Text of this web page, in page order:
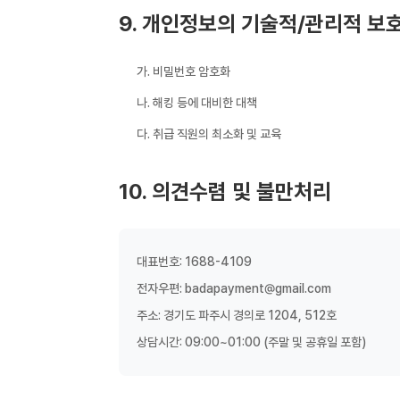
9. 개인정보의 기술적/관리적 보
가. 비밀번호 암호화
나. 해킹 등에 대비한 대책
다. 취급 직원의 최소화 및 교육
10. 의견수렴 및 불만처리
대표번호: 1688-4109
전자우편: badapayment@gmail.com
주소: 경기도 파주시 경의로 1204, 512호
상담시간: 09:00~01:00 (주말 및 공휴일 포함)